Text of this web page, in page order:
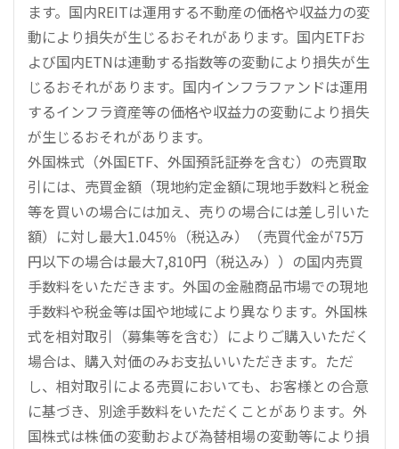
ます。国内REITは運用する不動産の価格や収益力の変
動により損失が生じるおそれがあります。国内ETFお
よび国内ETNは連動する指数等の変動により損失が生
じるおそれがあります。国内インフラファンドは運用
するインフラ資産等の価格や収益力の変動により損失
が生じるおそれがあります。
外国株式（外国ETF、外国預託証券を含む）の売買取
引には、売買金額（現地約定金額に現地手数料と税金
等を買いの場合には加え、売りの場合には差し引いた
額）に対し最大1.045％（税込み）（売買代金が75万
円以下の場合は最大7,810円（税込み））の国内売買
手数料をいただきます。外国の金融商品市場での現地
手数料や税金等は国や地域により異なります。外国株
式を相対取引（募集等を含む）によりご購入いただく
場合は、購入対価のみお支払いいただきます。ただ
し、相対取引による売買においても、お客様との合意
に基づき、別途手数料をいただくことがあります。外
国株式は株価の変動および為替相場の変動等により損